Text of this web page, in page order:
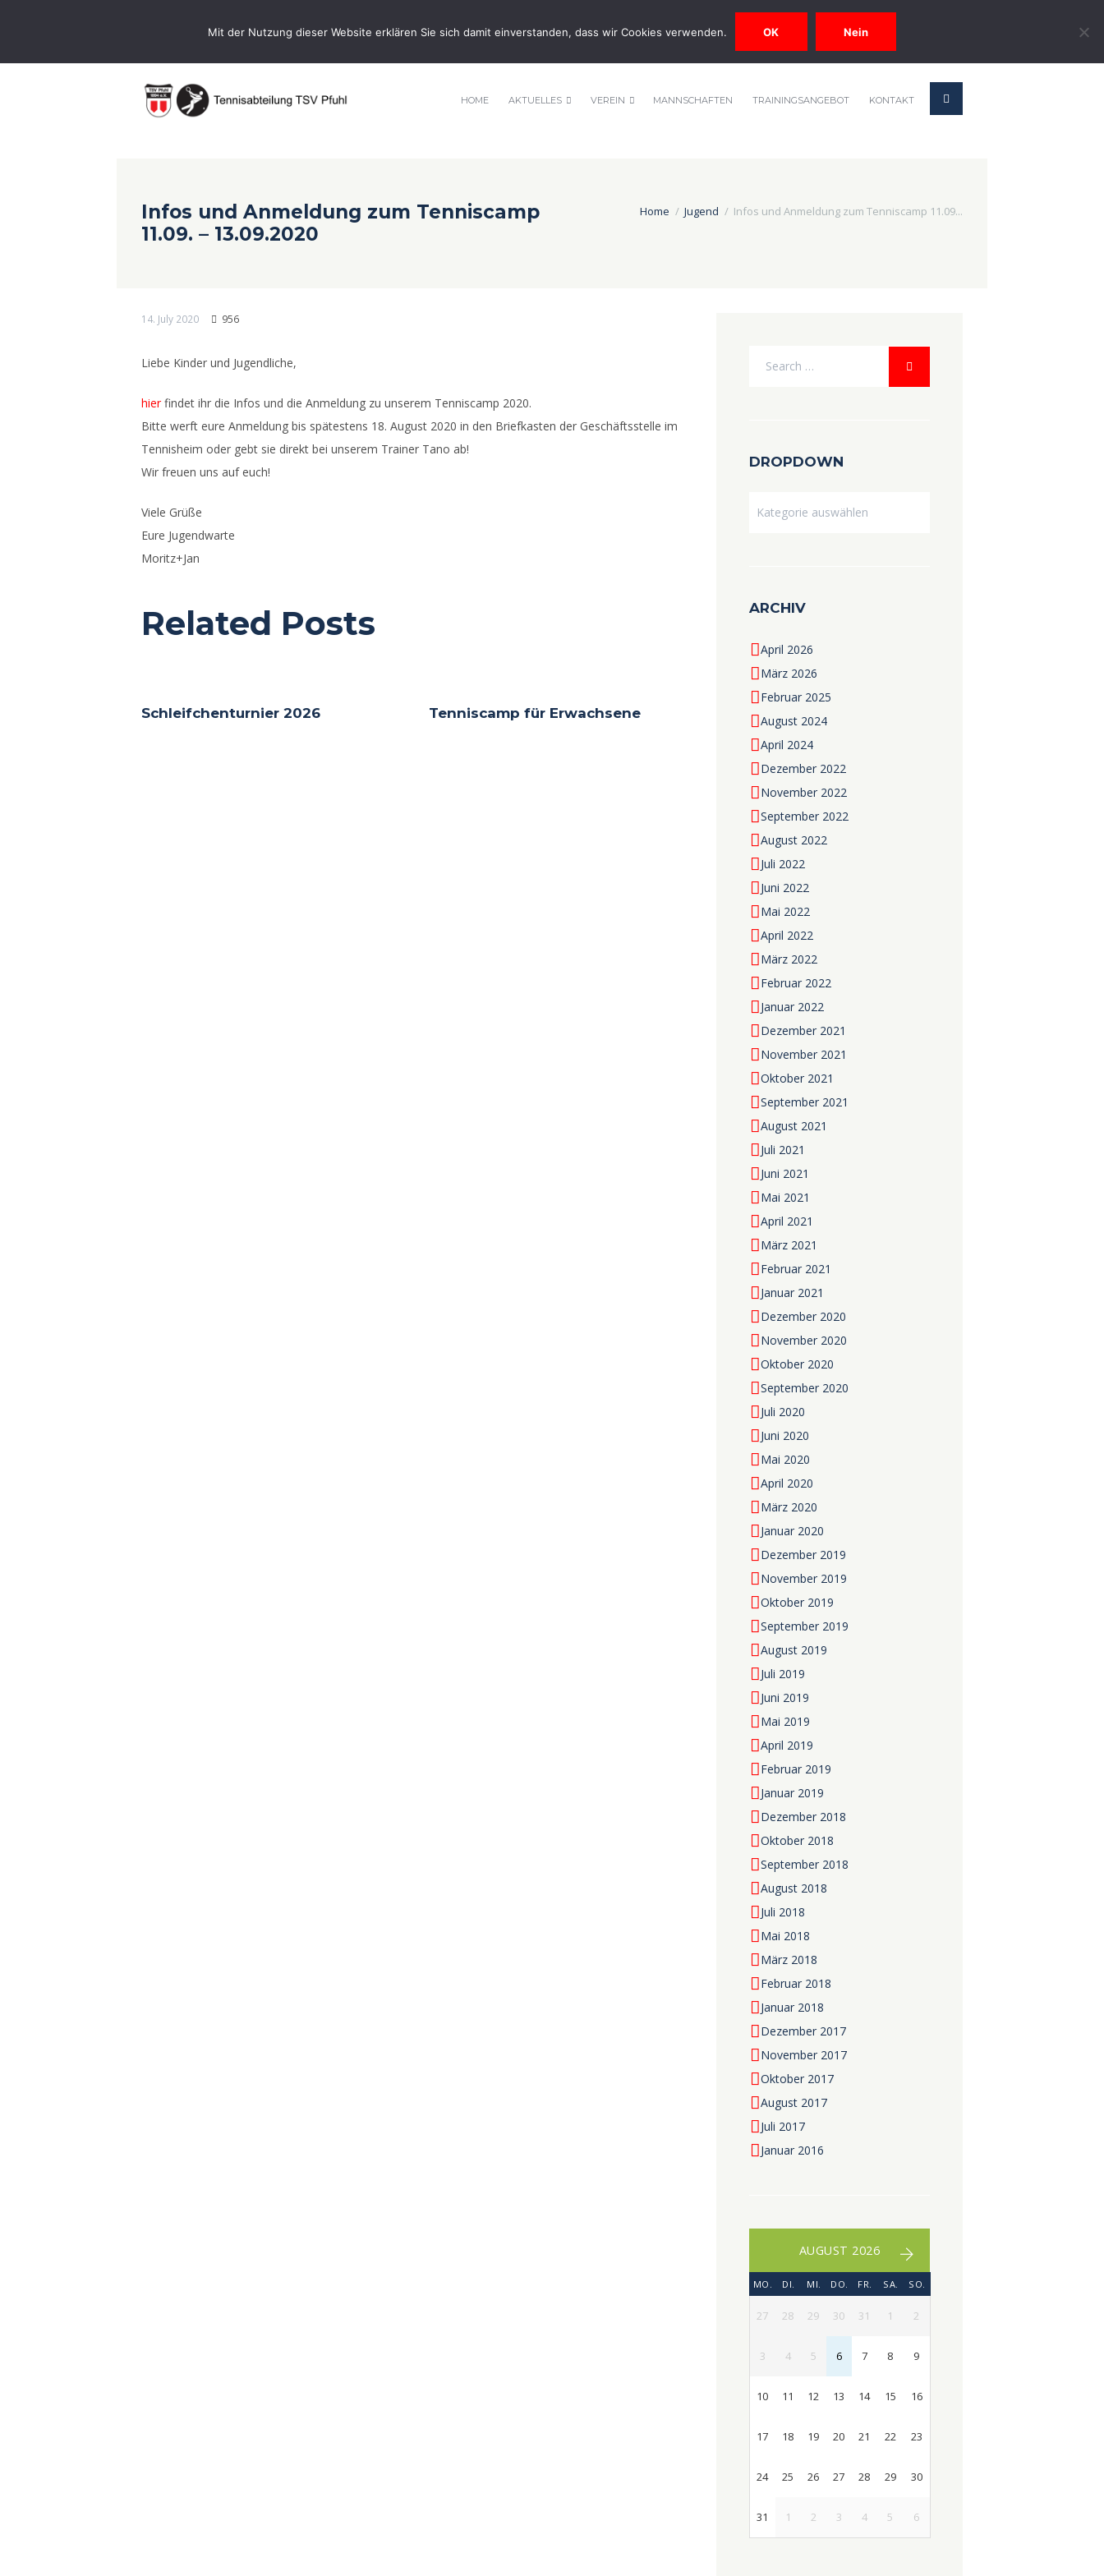
HOME AKTUELLES VEREIN MANNSCHAFTEN TRAININGSANGEBOT KONTAKT
Infos und Anmeldung zum Tenniscamp
11.09. – 13.09.2020
Home Jugend Infos und Anmeldung zum Tenniscamp 11.09...
14. July 2020 956
Liebe Kinder und Jugendliche,
hierfindet ihr die Infos und die Anmeldung zu unserem Tenniscamp 2020.
Bitte werft eure Anmeldung bis spätestens 18. August 2020 in den Briefkasten der Geschäftsstelle im
Tennisheim oder gebt sie direkt bei unserem Trainer Tano ab!
Wir freuen uns auf euch!
Viele Grüße
Eure Jugendwarte
Moritz+Jan
Related Posts
Schleifchenturnier 2026 Tenniscamp für Erwachsene
DROPDOWN
ARCHIV
April 2026
März 2026
Februar 2025
August 2024
April 2024
Dezember 2022
November 2022
September 2022
August 2022
Juli 2022
Juni 2022
Mai 2022
April 2022
März 2022
Februar 2022
Januar 2022
Dezember 2021
November 2021
Oktober 2021
September 2021
August 2021
Juli 2021
Juni 2021
Mai 2021
April 2021
März 2021
Februar 2021
Januar 2021
Dezember 2020
November 2020
Oktober 2020
September 2020
Juli 2020
Juni 2020
Mai 2020
April 2020
März 2020
Januar 2020
Dezember 2019
November 2019
Oktober 2019
September 2019
August 2019
Juli 2019
Juni 2019
Mai 2019
April 2019
Februar 2019
Januar 2019
Dezember 2018
Oktober 2018
September 2018
August 2018
Juli 2018
Mai 2018
März 2018
Februar 2018
Januar 2018
Dezember 2017
November 2017
Oktober 2017
August 2017
Juli 2017
Januar 2016
AUGUST 2026
MO. DI. MI. DO. FR. SA. SO.
27 28 29 30 31 1 2
3 4 5 6 7 8 9
10 11 12 13 14 15 16
17 18 19 20 21 22 23
24 25 26 27 28 29 30
31 1 2 3 4 5 6
Mit der Nutzung dieser Website erklären Sie sich damit einverstanden, dass wir Cookies verwenden. OK Nein